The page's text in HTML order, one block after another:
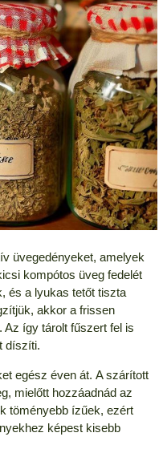
üvegedényeket, amelyek
kompótos üveg fedelét
és a lyukas tetőt tiszta
akkor a frissen
így tárolt fűszert fel is
díszíti.
egész éven át. A szárított
mielőtt hozzáadnád az
töményebb ízűek, ezért
képest kisebb